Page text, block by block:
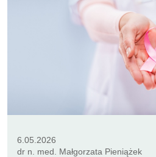
6.05.2026
dr n. med. Małgorzata Pieniążek